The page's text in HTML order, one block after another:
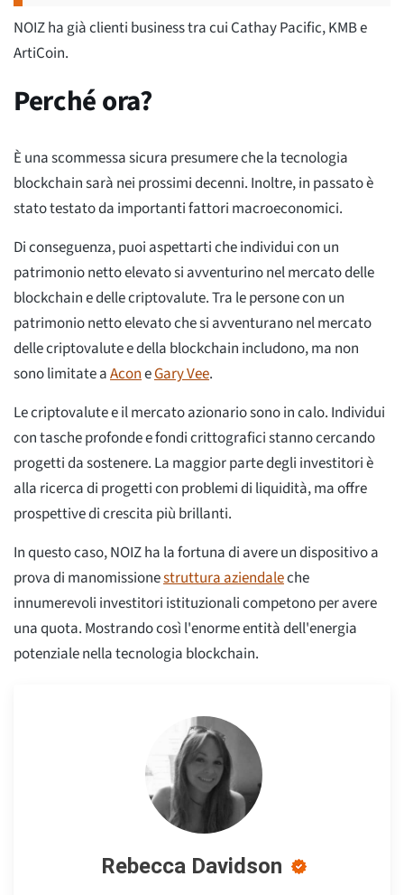
NOIZ ha già clienti business tra cui Cathay Pacific, KMB e
ArtiCoin.
Perché ora?
È una scommessa sicura presumere che la tecnologia
blockchain sarà nei prossimi decenni. Inoltre, in passato è
stato testato da importanti fattori macroeconomici.
Di conseguenza, puoi aspettarti che individui con un
patrimonio netto elevato si avventurino nel mercato delle
blockchain e delle criptovalute. Tra le persone con un
patrimonio netto elevato che si avventurano nel mercato
delle criptovalute e della blockchain includono, ma non
sono limitate aAconeGary Vee.
Le criptovalute e il mercato azionario sono in calo. Individui
con tasche profonde e fondi crittografici stanno cercando
progetti da sostenere. La maggior parte degli investitori è
alla ricerca di progetti con problemi di liquidità, ma offre
prospettive di crescita più brillanti.
In questo caso, NOIZ ha la fortuna di avere un dispositivo a
prova di manomissionestruttura aziendaleche
innumerevoli investitori istituzionali competono per avere
una quota. Mostrando così l'enorme entità dell'energia
potenziale nella tecnologia blockchain.
Rebecca Davidson